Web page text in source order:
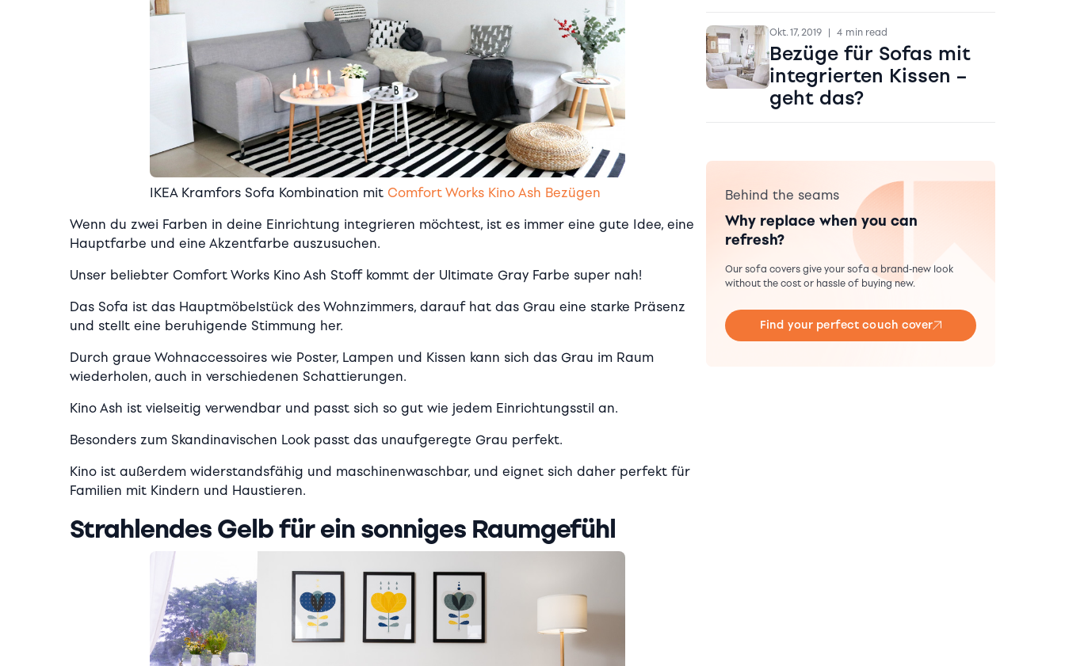
IKEA Kramfors Sofa Kombination mit Comfort Works Kino Ash Bezügen
Wenn du zwei Farben in deine Einrichtung integrieren möchtest, ist es immer eine gute Idee, eine
Hauptfarbe und eine Akzentfarbe auszusuchen.
Unser beliebter Comfort Works Kino Ash Stoff kommt der Ultimate Gray Farbe super nah!
Das Sofa ist das Hauptmöbelstück des Wohnzimmers, darauf hat das Grau eine starke Präsenz
und stellt eine beruhigende Stimmung her.
Durch graue Wohnaccessoires wie Poster, Lampen und Kissen kann sich das Grau im Raum
wiederholen, auch in verschiedenen Schattierungen.
Kino Ash ist vielseitig verwendbar und passt sich so gut wie jedem Einrichtungsstil an.
Besonders zum Skandinavischen Look passt das unaufgeregte Grau perfekt.
Kino ist außerdem widerstandsfähig und maschinenwaschbar, und eignet sich daher perfekt für
Familien mit Kindern und Haustieren.
Strahlendes Gelb für ein sonniges Raumgefühl
Okt. 17, 2019 | 4 min read
Bezüge für Sofas mit
integrierten Kissen –
geht das?
Behind the seams
Why replace when you can
refresh?
Our sofa covers give your sofa a brand-new look
without the cost or hassle of buying new.
Find your perfect couch cover